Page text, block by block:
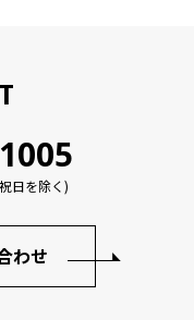
日を除く)
わせ